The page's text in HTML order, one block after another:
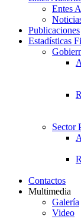
Entes
Publicaciones
Estadísticas
Sector
Contactos
Multimedia
Galería
Video